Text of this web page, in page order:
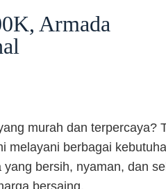
Armada
murah dan terpercaya?
melayani berbagai
bersih, nyaman, dan
bersaing.